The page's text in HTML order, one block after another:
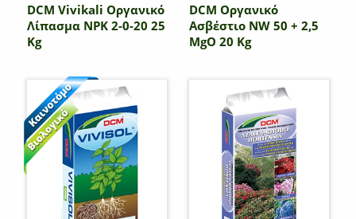
DCM Vivikali Οργανικό
Λίπασμα NPK 2-0-20 25
Kg
DCM Οργανικό
Ασβέστιο NW 50 + 2,5
MgO 20 Kg